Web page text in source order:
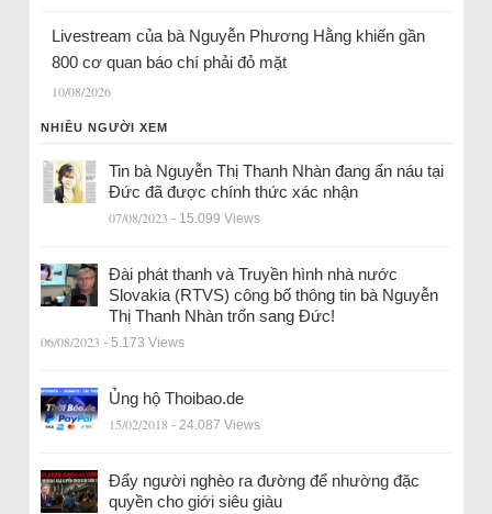
Livestream của bà Nguyễn Phương Hằng khiến gần
800 cơ quan báo chí phải đỏ mặt
10/08/2026
NHIỀU NGƯỜI XEM
Tin bà Nguyễn Thị Thanh Nhàn đang ẩn náu tại
Đức đã được chính thức xác nhận
07/08/2023 - 15.099 Views
Đài phát thanh và Truyền hình nhà nước
Slovakia (RTVS) công bố thông tin bà Nguyễn
Thị Thanh Nhàn trốn sang Đức!
06/08/2023 - 5.173 Views
Ủng hộ Thoibao.de
15/02/2018 - 24.087 Views
Đẩy người nghèo ra đường để nhường đặc
quyền cho giới siêu giàu